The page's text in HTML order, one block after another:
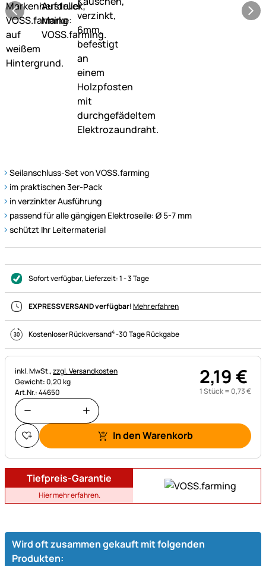
Seilanschluss-Set von VOSS.farming
im praktischen 3er-Pack
in verzinkter Ausführung
passend für alle gängigen Elektroseile: Ø 5-7 mm
schützt Ihr Leitermaterial
Sofort verfügbar, Lieferzeit:1 - 3 Tage
EXPRESSVERSAND verfügbar!Mehr erfahren
Kostenloser Rückversand4-30 Tage Rückgabe
Steuerhinweis:
inkl. MwSt.,zzgl. Versandkosten
Gewicht: 0,20 kg
Art.Nr.: 44650
2,19€
1 Stück = 0,73€
In den Warenkorb
Tiefpreis-Garantie
Hier mehr erfahren.
Wird oft zusammen gekauft mit folgenden
Produkten: